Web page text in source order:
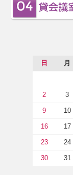
日 月
2 3
9 10
16 17
23 24
30 31